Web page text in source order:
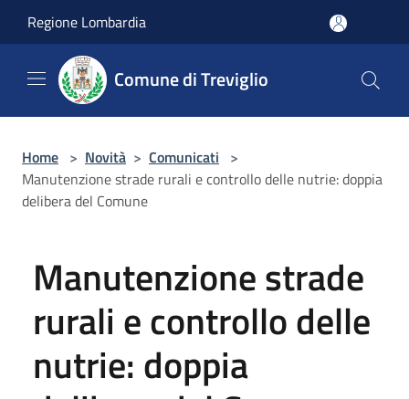
Regione Lombardia
Comune di Treviglio
Home > Novità > Comunicati >
Manutenzione strade rurali e controllo delle nutrie: doppia
delibera del Comune
Manutenzione strade
rurali e controllo delle
nutrie: doppia